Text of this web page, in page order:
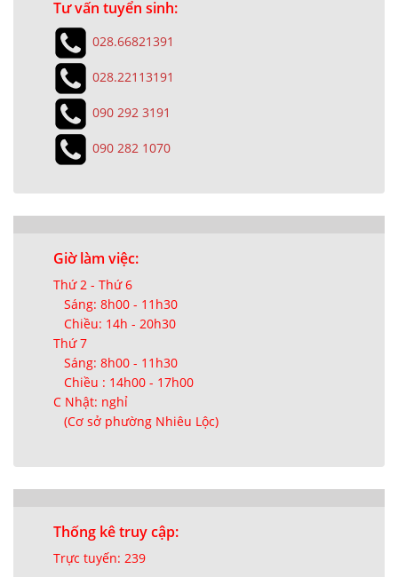
Tư vấn tuyển sinh:
028.66821391
028.22113191
090 292 3191
090 282 1070
Giờ làm việc:
Thứ 2 - Thứ 6
Sáng: 8h00 - 11h30
Chiều: 14h - 20h30
Thứ 7
Sáng: 8h00 - 11h30
Chiều : 14h00 - 17h00
C Nhật: nghỉ
(Cơ sở phường Nhiêu Lộc)
Thống kê truy cập:
Trực tuyến: 239